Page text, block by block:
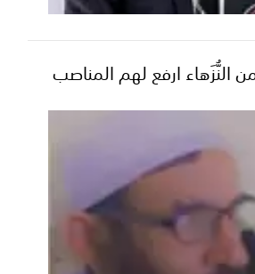
النُّزَهاء ارفع لهم المناصب